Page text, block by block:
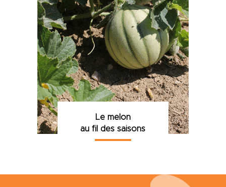
Le melon
au fil des saisons